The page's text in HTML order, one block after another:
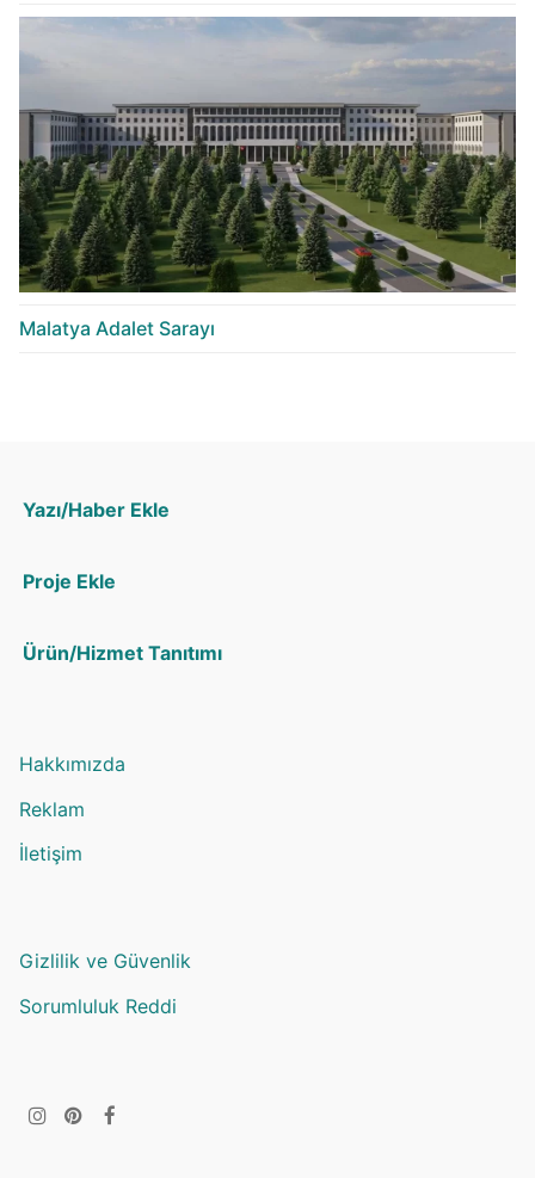
Malatya Adalet Sarayı
Yazı/Haber Ekle
Proje Ekle
Ürün/Hizmet Tanıtımı
Hakkımızda
Reklam
İletişim
Gizlilik ve Güvenlik
Sorumluluk Reddi